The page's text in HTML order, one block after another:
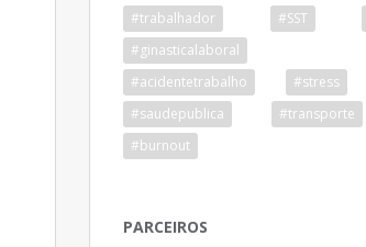
#trabalhador
#SST
#ginasticalaboral
#acidentetrabalho
#stress
#saudepublica
#transporte
#burnout
PARCEIROS